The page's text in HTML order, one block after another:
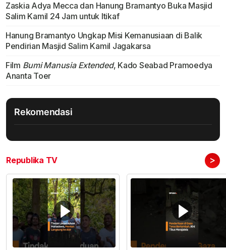
Zaskia Adya Mecca dan Hanung Bramantyo Buka Masjid
Salim Kamil 24 Jam untuk Itikaf
Hanung Bramantyo Ungkap Misi Kemanusiaan di Balik
Pendirian Masjid Salim Kamil Jagakarsa
Film Bumi Manusia Extended, Kado Seabad Pramoedya
Ananta Toer
Rekomendasi
Republika TV >